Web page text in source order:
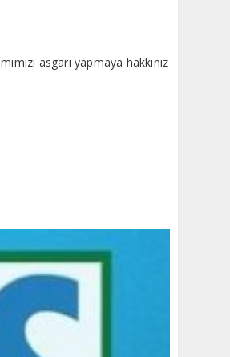
asgari yapmaya hakkınız